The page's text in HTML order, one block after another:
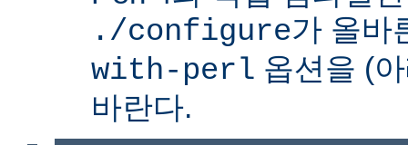
./configure가 올바
with-perl 옵션을 (
바란다.